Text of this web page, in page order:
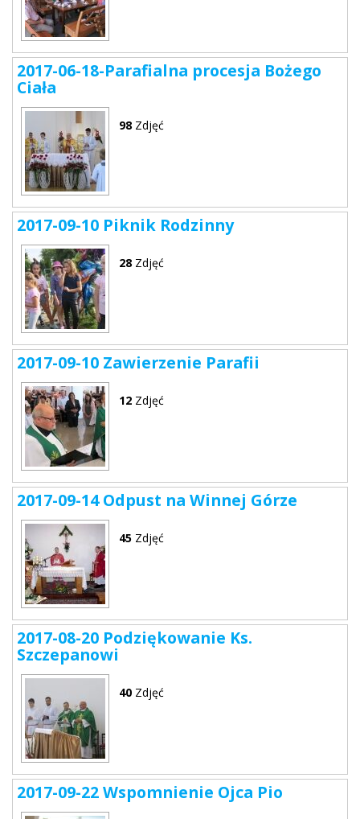
2017-06-18-Parafialna procesja Bożego
Ciała
98 Zdjęć
2017-09-10 Piknik Rodzinny
28 Zdjęć
2017-09-10 Zawierzenie Parafii
12 Zdjęć
2017-09-14 Odpust na Winnej Górze
45 Zdjęć
2017-08-20 Podziękowanie Ks.
Szczepanowi
40 Zdjęć
2017-09-22 Wspomnienie Ojca Pio